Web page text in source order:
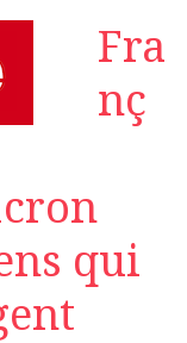
Fra
nç
qui